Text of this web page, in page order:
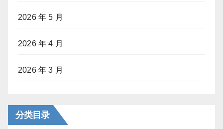
2026 年 5 月
2026 年 4 月
2026 年 3 月
分类目录